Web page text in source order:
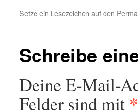
Setze ein Lesezeichen auf den
Schreibe
Deine E-Mail-
Felder sind mit *